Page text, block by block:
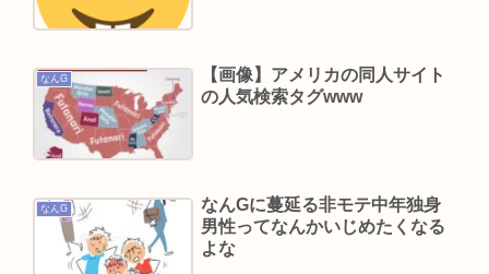
許せない不祥事タレントランキングが発表される
佐藤二朗さんと橋本愛さん、騒動1ヶ月後にそれぞ
れSNS復帰し初ツイートが出揃う
なんG
【画像】アメリカの同人サイト
の人気検索タグwww
なんG
なんGに蔓延る非モテ中年独身
男性ってなんかいじめたくなる
よな